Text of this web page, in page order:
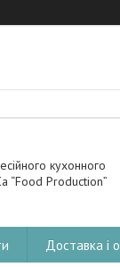
кухонного
“Food Production”
Доставка і